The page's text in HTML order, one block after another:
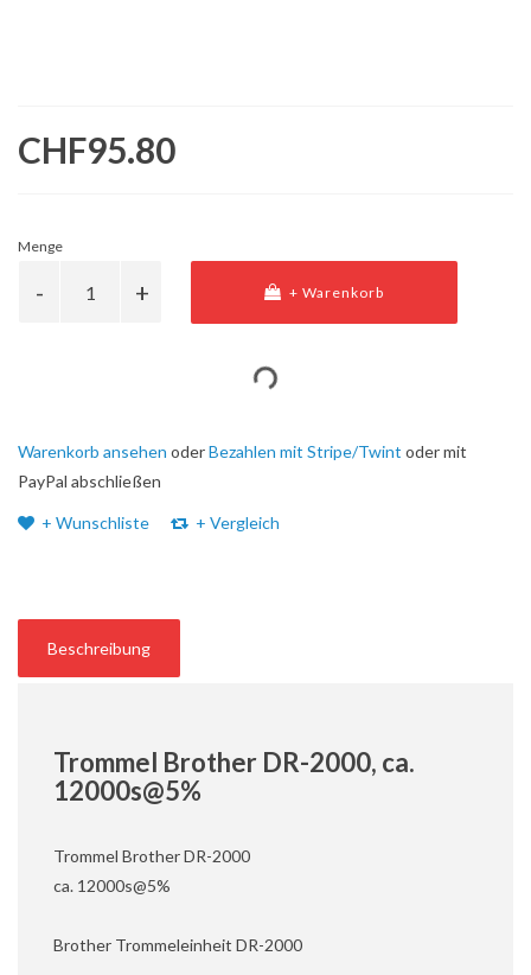
CHF95.80
Menge
+ Warenkorb
Warenkorb ansehen oderBezahlen mit Stripe/Twint oder mit
PayPal abschließen
+ Wunschliste + Vergleich
Beschreibung
Trommel Brother DR-2000, ca.
12000s@5%
Trommel Brother DR-2000
ca. 12000s@5%
Brother Trommeleinheit DR-2000